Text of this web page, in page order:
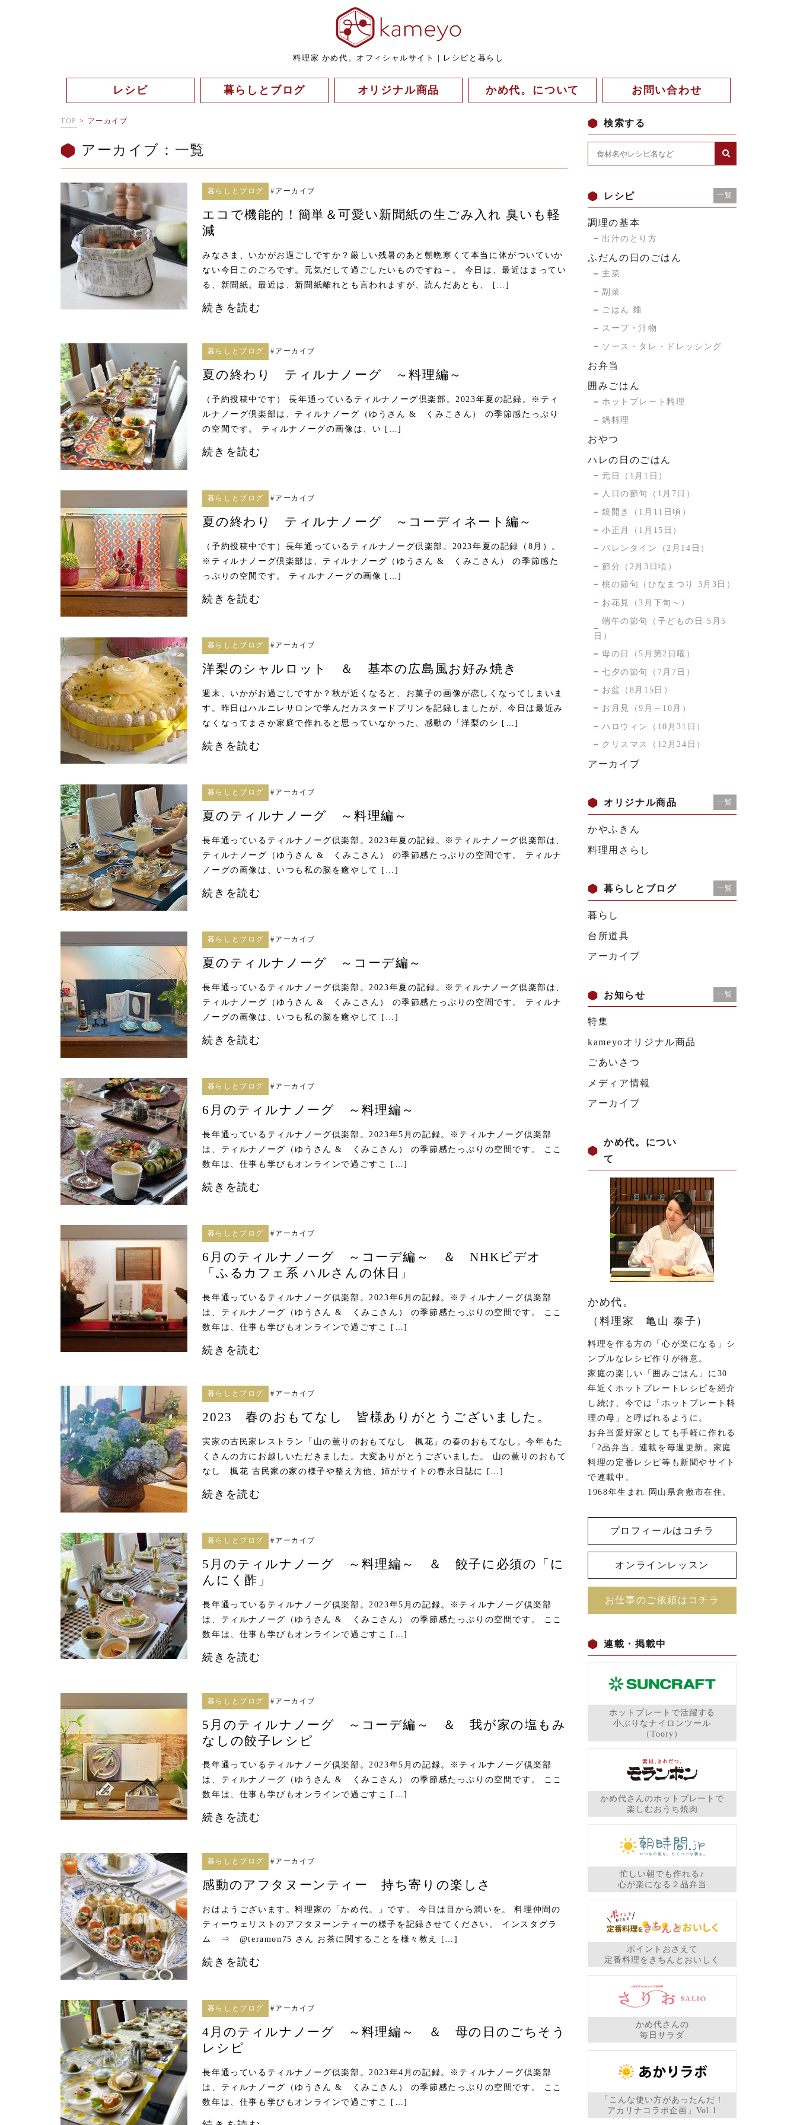
料理家 かめ代。オフィシャルサイト｜レシピと暮らし
レシピ 暮らしとブログ オリジナル商品 かめ代。について お問い合わせ
TOP > アーカイブ
アーカイブ：一覧
暮らしとブログ # アーカイブ
エコで機能的！簡単＆可愛い新聞紙の生ごみ入れ 臭いも軽
減
みなさま、いかがお過ごしですか？厳しい残暑のあと朝晩寒くて本当に体がついていか
ない今日このごろです。元気だして過ごしたいものですね～。 今日は、最近はまってい
る、新聞紙。最近は、新聞紙離れとも言われますが、読んだあとも、 […]
続きを読む
暮らしとブログ # アーカイブ
夏の終わり ティルナノーグ ～料理編～
（予約投稿中です） 長年通っているティルナノーグ倶楽部。2023年夏の記録。※ティ
ルナノーグ倶楽部は、ティルナノーグ（ゆうさん & くみこさん） の季節感たっぷり
の空間です。 ティルナノーグの画像は、い […]
続きを読む
暮らしとブログ # アーカイブ
夏の終わり ティルナノーグ ～コーディネート編～
（予約投稿中です）長年通っているティルナノーグ倶楽部。2023年夏の記録（8月）。
※ティルナノーグ倶楽部は、ティルナノーグ（ゆうさん & くみこさん） の季節感た
っぷりの空間です。 ティルナノーグの画像 […]
続きを読む
暮らしとブログ # アーカイブ
洋梨のシャルロット ＆ 基本の広島風お好み焼き
週末、いかがお過ごしですか？秋が近くなると、お菓子の画像が恋しくなってしまいま
す。昨日はハルニレサロンで学んだカスタードプリンを記録しましたが、今日は最近み
なくなってまさか家庭で作れると思っていなかった、感動の「洋梨のシ […]
続きを読む
暮らしとブログ # アーカイブ
夏のティルナノーグ ～料理編～
長年通っているティルナノーグ倶楽部。2023年夏の記録。※ティルナノーグ倶楽部は、
ティルナノーグ（ゆうさん & くみこさん） の季節感たっぷりの空間です。 ティルナ
ノーグの画像は、いつも私の脳を癒やして […]
続きを読む
暮らしとブログ # アーカイブ
夏のティルナノーグ ～コーデ編～
長年通っているティルナノーグ倶楽部。2023年夏の記録。※ティルナノーグ倶楽部は、
ティルナノーグ（ゆうさん & くみこさん） の季節感たっぷりの空間です。 ティルナ
ノーグの画像は、いつも私の脳を癒やして […]
続きを読む
暮らしとブログ # アーカイブ
6月のティルナノーグ ～料理編～
長年通っているティルナノーグ倶楽部。2023年5月の記録。※ティルナノーグ倶楽部
は、ティルナノーグ（ゆうさん & くみこさん） の季節感たっぷりの空間です。 ここ
数年は、仕事も学びもオンラインで過ごすこ […]
続きを読む
暮らしとブログ # アーカイブ
6月のティルナノーグ ～コーデ編～ ＆ NHKビデオ
「ふるカフェ系 ハルさんの休日」
長年通っているティルナノーグ倶楽部。2023年6月の記録。※ティルナノーグ倶楽部
は、ティルナノーグ（ゆうさん & くみこさん） の季節感たっぷりの空間です。 ここ
数年は、仕事も学びもオンラインで過ごすこ […]
続きを読む
暮らしとブログ # アーカイブ
2023 春のおもてなし 皆様ありがとうございました。
実家の古民家レストラン「山の薫りのおもてなし 楓花」の春のおもてなし。今年もた
くさんの方にお越しいただきました。大変ありがとうございました。 山の薫りのおもて
なし 楓花 古民家の家の様子や整え方他、姉がサイトの春永日誌に […]
続きを読む
暮らしとブログ # アーカイブ
5月のティルナノーグ ～料理編～ ＆ 餃子に必須の「に
んにく酢」
長年通っているティルナノーグ倶楽部。2023年5月の記録。※ティルナノーグ倶楽部
は、ティルナノーグ（ゆうさん & くみこさん） の季節感たっぷりの空間です。 ここ
数年は、仕事も学びもオンラインで過ごすこ […]
続きを読む
暮らしとブログ # アーカイブ
5月のティルナノーグ ～コーデ編～ ＆ 我が家の塩もみ
なしの餃子レシピ
長年通っているティルナノーグ倶楽部。2023年5月の記録。※ティルナノーグ倶楽部
は、ティルナノーグ（ゆうさん & くみこさん） の季節感たっぷりの空間です。 ここ
数年は、仕事も学びもオンラインで過ごすこ […]
続きを読む
暮らしとブログ # アーカイブ
感動のアフタヌーンティー 持ち寄りの楽しさ
おはようございます。料理家の「かめ代。」です。 今日は目から潤いを。 料理仲間の
ティーウェリストのアフタヌーンティーの様子を記録させてください。 インスタグラ
ム ⇒ @teramon75 さん お茶に関することを様々教え […]
続きを読む
暮らしとブログ # アーカイブ
4月のティルナノーグ ～料理編～ ＆ 母の日のごちそう
レシピ
長年通っているティルナノーグ倶楽部。2023年4月の記録。※ティルナノーグ倶楽部
は、ティルナノーグ（ゆうさん & くみこさん） の季節感たっぷりの空間です。 ここ
数年は、仕事も学びもオンラインで過ごすこ […]
検索する
レシピ 一覧
調理の基本
出汁のとり方
ふだんの日のごはん
主菜
副菜
ごはん 麺
スープ・汁物
ソース・タレ・ドレッシング
お弁当
囲みごはん
ホットプレート料理
鍋料理
おやつ
ハレの日のごはん
元日（1月1日）
人日の節句（1月7日）
鏡開き（1月11日頃）
小正月（1月15日）
バレンタイン（2月14日）
節分（2月3日頃）
桃の節句（ひなまつり 3月3日）
お花見（3月下旬～）
端午の節句（子どもの日 5月5
日）
母の日（5月第2日曜）
七夕の節句（7月7日）
お盆（8月15日）
お月見（9月～10月）
ハロウィン（10月31日）
クリスマス（12月24日）
アーカイブ
オリジナル商品 一覧
かやふきん
料理用さらし
暮らしとブログ 一覧
暮らし
台所道具
アーカイブ
お知らせ 一覧
特集
kameyoオリジナル商品
ごあいさつ
メディア情報
アーカイブ
かめ代。につい
て
かめ代。
（料理家 亀山 泰子）
料理を作る方の「心が楽になる」シ
ンプルなレシピ作りが得意。
家庭の楽しい「囲みごはん」に30
年近くホットプレートレシピを紹介
し続け、今では「ホットプレート料
理の母」と呼ばれるように。
お弁当愛好家としても手軽に作れる
「2品弁当」連載を毎週更新。家庭
料理の定番レシピ等も新聞やサイト
で連載中。
1968年生まれ 岡山県倉敷市在住。
プロフィールはコチラ
オンラインレッスン
お仕事のご依頼はコチラ
連載・掲載中
ホットプレートで活躍する
小ぶりなナイロンツール
（Toory）
かめ代さんのホットプレートで
楽しむおうち焼肉
忙しい朝でも作れる♪
心が楽になる２品弁当
ポイントおさえて
定番料理をきちんとおいしく
かめ代さんの
毎日サラダ
「こんな使い方があったんだ！
アカリナコラボ企画」Vol.1